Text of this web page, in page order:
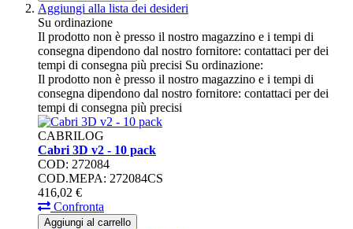
Aggiungi alla lista dei desideri
Su ordinazione
Il prodotto non è presso il nostro magazzino e i tempi di
consegna dipendono dal nostro fornitore: contattaci per dei
tempi di consegna più precisi Su ordinazione:
Il prodotto non è presso il nostro magazzino e i tempi di
consegna dipendono dal nostro fornitore: contattaci per dei
tempi di consegna più precisi
CABRILOG
Cabri 3D v2 - 10 pack
COD: 272084
COD.MEPA: 272084CS
416,02 €
Confronta
Aggiungi al carrello